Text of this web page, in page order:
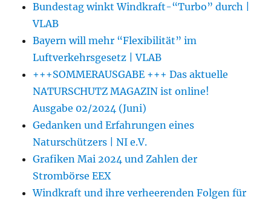
Bundestag winkt Windkraft-“Turbo” durch |
VLAB
Bayern will mehr “Flexibilität” im
Luftverkehrsgesetz | VLAB
+++SOMMERAUSGABE +++ Das aktuelle
NATURSCHUTZ MAGAZIN ist online!
Ausgabe 02/2024 (Juni)
Gedanken und Erfahrungen eines
Naturschützers | NI e.V.
Grafiken Mai 2024 und Zahlen der
Strombörse EEX
Windkraft und ihre verheerenden Folgen für